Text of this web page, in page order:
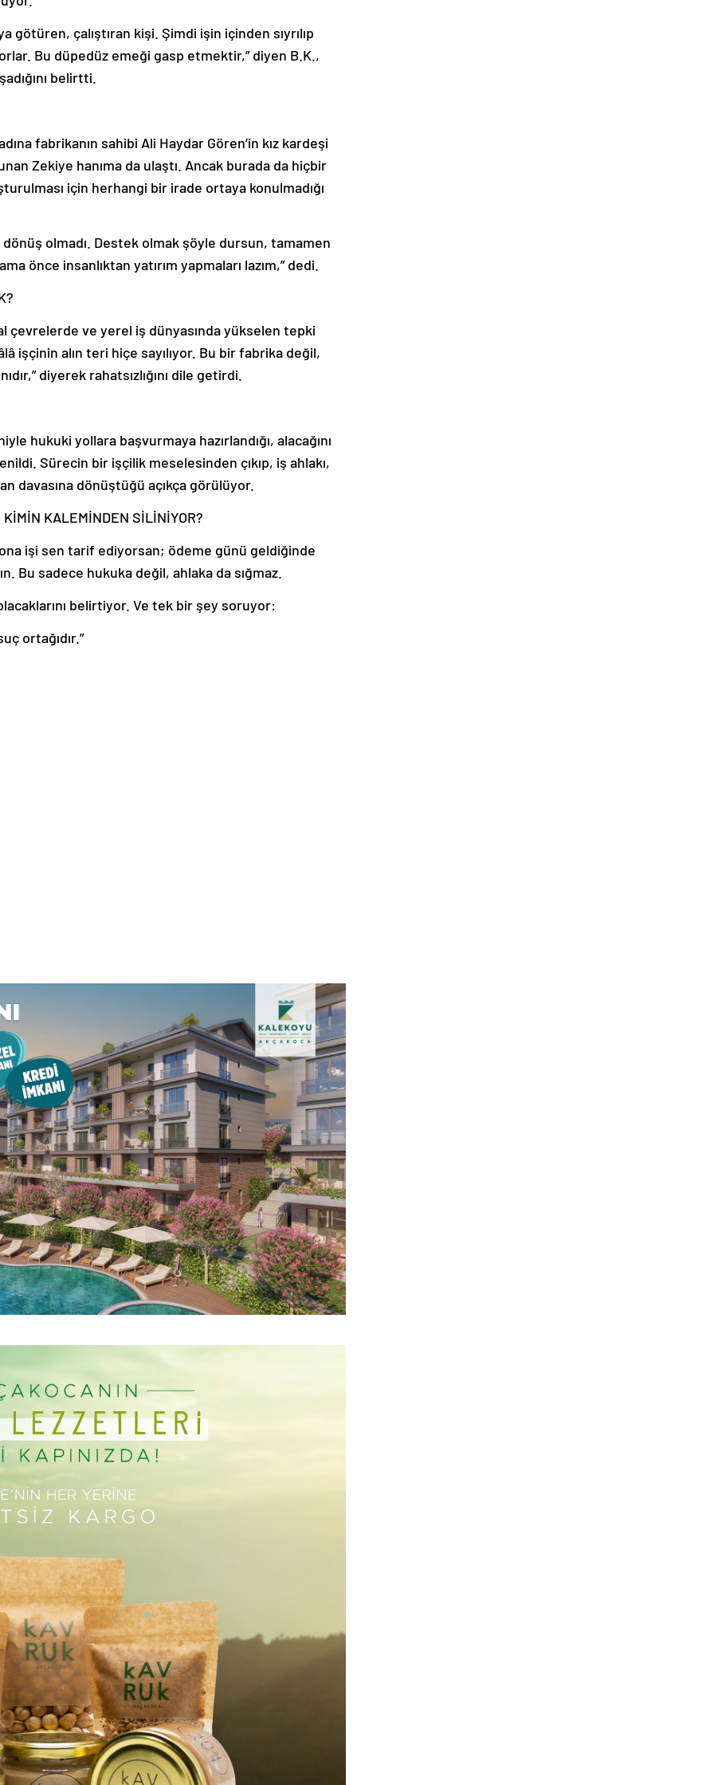
götüren, çalıştıran kişi. Şimdi işin içinden sıyrılıp
Bu düpedüz emeği gasp etmektir,” diyen B.K.,
belirtti.
fabrikanın sahibi Ali Haydar Gören’in kız kardeşi
Zekiye hanıma da ulaştı. Ancak burada da hiçbir
için herhangi bir irade ortaya konulmadığı
dönüş olmadı. Destek olmak şöyle dursun, tamamen
önce insanlıktan yatırım yapmaları lazım,” dedi.
çevrelerde ve yerel iş dünyasında yükselen tepki
işçinin alın teri hiçe sayılıyor. Bu bir fabrika değil,
diyerek rahatsızlığını dile getirdi.
hukuki yollara başvurmaya hazırlandığı, alacağını
Sürecin bir işçilik meselesinden çıkıp, iş ahlakı,
davasına dönüştüğü açıkça görülüyor.
KALEMİNDEN SİLİNİYOR?
işi sen tarif ediyorsan; ödeme günü geldiğinde
Bu sadece hukuka değil, ahlaka da sığmaz.
belirtiyor. Ve tek bir şey soruyor:
ortağıdır.”